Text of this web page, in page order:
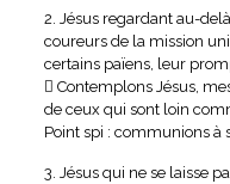
2. Jésus regardant au-
coureurs de la mission
certains païens, leur
 Contemplons Jésus,
de ceux qui sont loin
Point spi : communions à
3. Jésus qui ne se laisse